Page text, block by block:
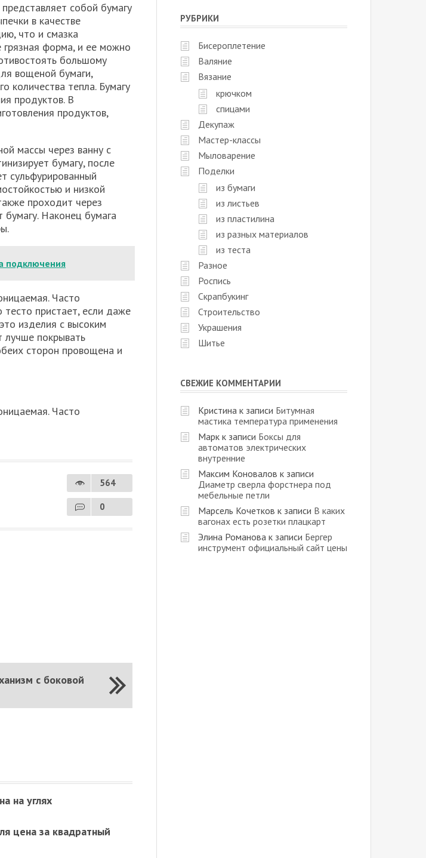
собой бумагу
в качестве
что и смазка
форма, и ее можно
большому
вощеной бумаги,
количества тепла. Бумагу
продуктов. В
продуктов,
массы через ванну с
бумагу, после
сульфурированный
и низкой
проходит через
Наконец бумага
подключения
Часто
тесто пристает, если даже
изделия с высоким
лучше покрывать
сторон провощена и
Часто
564
0
с боковой
на углях
цена за квадратный
РУБРИКИ
Бисероплетение
Валяние
Вязание
крючком
спицами
Декупаж
Мастер-классы
Мыловарение
Поделки
из бумаги
из листьев
из пластилина
из разных материалов
из теста
Разное
Роспись
Скрапбукинг
Строительство
Украшения
Шитье
СВЕЖИЕ КОММЕНТАРИИ
Кристина к записи Битумная
мастика температура применения
Марк к записи Боксы для
автоматов электрических
внутренние
Максим Коновалов к записи
Диаметр сверла форстнера под
мебельные петли
Марсель Кочетков к записи В каких
вагонах есть розетки плацкарт
Элина Романова к записи Бергер
инструмент официальный сайт цены